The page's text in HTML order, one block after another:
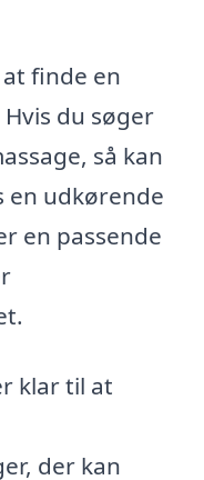
finde en
du søger
så kan
en udkørende
en passende
klar til at
der kan